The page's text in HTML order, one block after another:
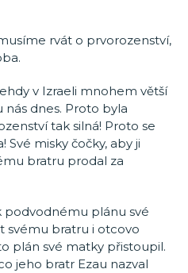
rvát o prvorozenství,
v Izraeli mnohem větší
nás dnes. Proto byla
tak silná! Proto se
Své misky čočky, aby ji
bratru prodal za
podvodnému plánu své
svému bratru i otcovo
plán své matky přistoupil.
jeho bratr Ezau nazval